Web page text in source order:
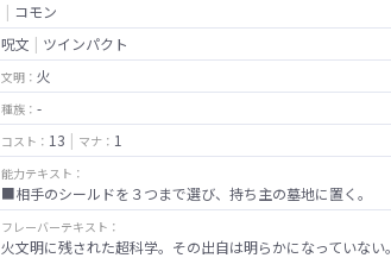
コモン
呪文
ツインパクト
文明： 火
種族： -
コスト： 13 マナ： 1
能力テキスト：
■相手のシールドを３つまで選び、持ち主の墓地に置く。
フレーバーテキスト：
火文明に残された超科学。その出自は明らかになっていない。